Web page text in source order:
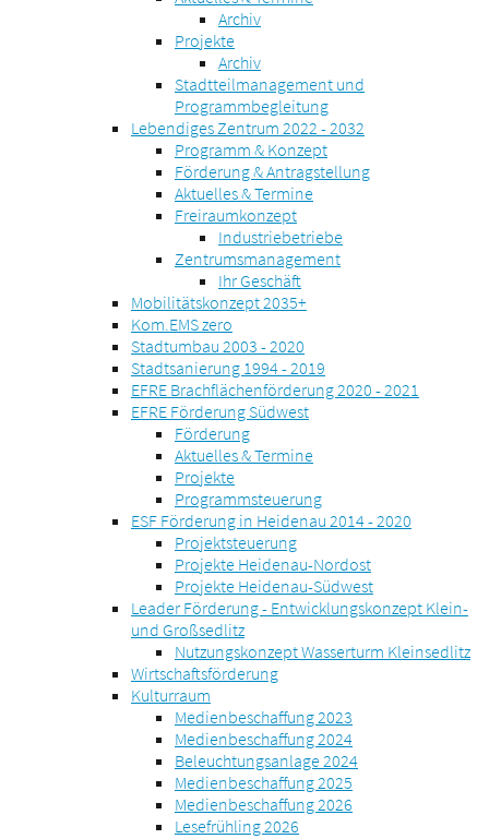
Archiv
Projekte
Archiv
Stadtteilmanagement und
Programmbegleitung
Lebendiges Zentrum 2022 - 2032
Programm & Konzept
Förderung & Antragstellung
Aktuelles & Termine
Freiraumkonzept
Industriebetriebe
Zentrumsmanagement
Ihr Geschäft
Mobilitätskonzept 2035+
Kom.EMS zero
Stadtumbau 2003 - 2020
Stadtsanierung 1994 - 2019
EFRE Brachflächenförderung 2020 - 2021
EFRE Förderung Südwest
Förderung
Aktuelles & Termine
Projekte
Programmsteuerung
ESF Förderung in Heidenau 2014 - 2020
Projektsteuerung
Projekte Heidenau-Nordost
Projekte Heidenau-Südwest
Leader Förderung - Entwicklungskonzept Klein-
und Großsedlitz
Nutzungskonzept Wasserturm Kleinsedlitz
Wirtschaftsförderung
Kulturraum
Medienbeschaffung 2023
Medienbeschaffung 2024
Beleuchtungsanlage 2024
Medienbeschaffung 2025
Medienbeschaffung 2026
Lesefrühling 2026